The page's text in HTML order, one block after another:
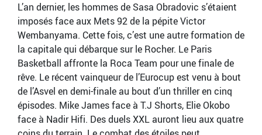
L’an dernier, les hommes de Sasa Obradovic s’étaient
imposés face aux Mets 92 de la pépite Victor
Wembanyama. Cette fois, c’est une autre formation de
la capitale qui débarque sur le Rocher. Le Paris
Basketball affronte la Roca Team pour une finale de
rêve. Le récent vainqueur de l’Eurocup est venu à bout
de l’Asvel en demi-finale au bout d’un thriller en cinq
épisodes. Mike James face à T.J Shorts, Elie Okobo
face à Nadir Hifi. Des duels XXL auront lieu aux quatre